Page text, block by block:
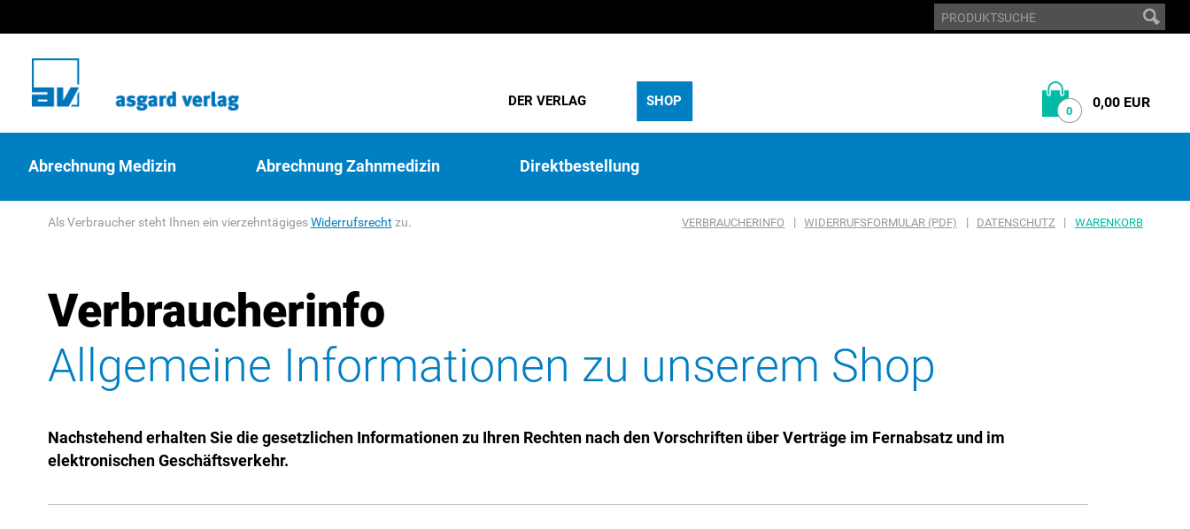
DER VERLAG SHOP
0 0,00 EUR
Abrechnung Medizin Abrechnung Zahnmedizin Direktbestellung
Als Verbraucher steht Ihnen ein vierzehntägigesWiderrufsrecht zu. VERBRAUCHERINFO | WIDERRUFSFORMULAR (PDF) | DATENSCHUTZ | WARENKORB
Verbraucherinfo
Allgemeine Informationen zu unserem Shop
Nachstehend erhalten Sie die gesetzlichen Informationen zu Ihren Rechten nach den Vorschriften über Verträge im Fernabsatz und im
elektronischen Geschäftsverkehr.